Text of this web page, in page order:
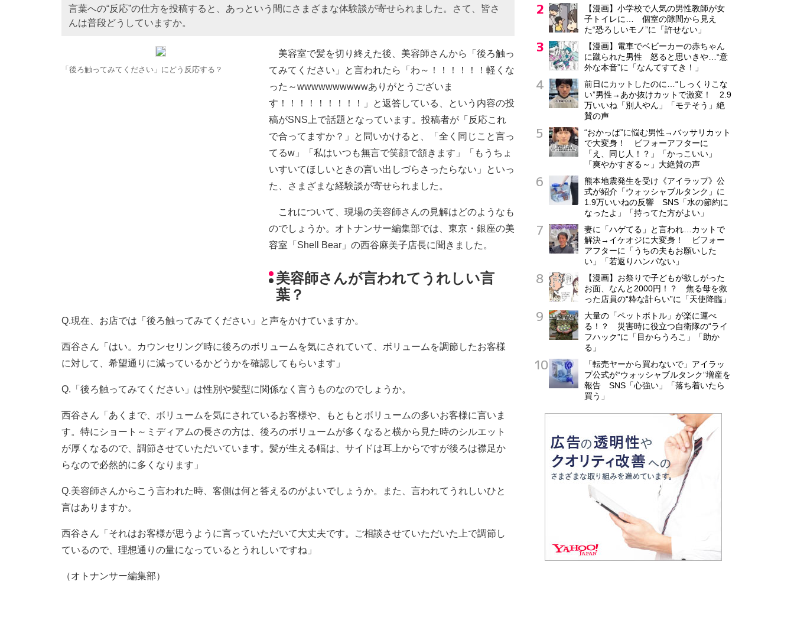
言葉への“反応”の仕方を投稿すると、あっという間にさまざまな体験談が寄せられました。さて、皆さ
んは普段どうしていますか。
「後ろ触ってみてください」にどう反応する？
美容室で髪を切り終えた後、美容師さんから「後ろ触っ
てみてください」と言われたら「わ～！！！！！！軽くな
った～wwwwwwwwwwありがとうございま
す！！！！！！！！！」と返答している、という内容の投
稿がSNS上で話題となっています。投稿者が「反応これ
で合ってますか？」と問いかけると、「全く同じこと言っ
てるw」「私はいつも無言で笑顔で頷きます」「もうちょ
いすいてほしいときの言い出しづらさったらない」といっ
た、さまざまな経験談が寄せられました。
これについて、現場の美容師さんの見解はどのようなも
のでしょうか。オトナンサー編集部では、東京・銀座の美
容室「Shell Bear」の西谷麻美子店長に聞きました。
美容師さんが言われてうれしい言
葉？
Q.現在、お店では「後ろ触ってみてください」と声をかけていますか。
西谷さん「はい。カウンセリング時に後ろのボリュームを気にされていて、ボリュームを調節したお客様
に対して、希望通りに減っているかどうかを確認してもらいます」
Q.「後ろ触ってみてください」は性別や髪型に関係なく言うものなのでしょうか。
西谷さん「あくまで、ボリュームを気にされているお客様や、もともとボリュームの多いお客様に言いま
す。特にショート～ミディアムの長さの方は、後ろのボリュームが多くなると横から見た時のシルエット
が厚くなるので、調節させていただいています。髪が生える幅は、サイドは耳上からですが後ろは襟足か
らなので必然的に多くなります」
Q.美容師さんからこう言われた時、客側は何と答えるのがよいでしょうか。また、言われてうれしいひと
言はありますか。
西谷さん「それはお客様が思うように言っていただいて大丈夫です。ご相談させていただいた上で調節し
ているので、理想通りの量になっているとうれしいですね」
（オトナンサー編集部）
【漫画】小学校で人気の男性教師が女
子トイレに… 個室の隙間から見え
た“恐ろしいモノ”に「許せない」
【漫画】電車でベビーカーの赤ちゃん
に蹴られた男性 怒ると思いきや…“意
外な本音”に「なんてすてき！」
前日にカットしたのに…“しっくりこな
い”男性→あか抜けカットで激変！ 2.9
万いいね「別人やん」「モテそう」絶
賛の声
“おかっぱ”に悩む男性→バッサリカット
で大変身！ ビフォーアフターに
「え、同じ人！？」「かっこいい」
「爽やかすぎる～」大絶賛の声
熊本地震発生を受け《アイラップ》公
式が紹介「ウォッシャブルタンク」に
1.9万いいねの反響 SNS「水の節約に
なったよ」「持ってた方がよい」
妻に「ハゲてる」と言われ…カットで
解決→イケオジに大変身！ ビフォー
アフターに「うちの夫もお願いした
い」「若返りハンパない」
【漫画】お祭りで子どもが欲しがった
お面、なんと2000円！？ 焦る母を救
った店員の“粋な計らい”に「天使降臨」
大量の「ペットボトル」が楽に運べ
る！？ 災害時に役立つ自衛隊の“ライ
フハック”に「目からうろこ」「助か
る」
「転売ヤーから買わないで」アイラッ
プ公式が“ウォッシャブルタンク”増産を
報告 SNS「心強い」「落ち着いたら
買う」